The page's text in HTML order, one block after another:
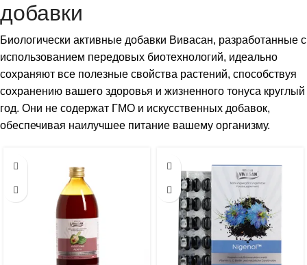
добавки
Биологически активные добавки Вивасан, разработанные с
использованием передовых биотехнологий, идеально
сохраняют все полезные свойства растений, способствуя
сохранению вашего здоровья и жизненного тонуса круглый
год. Они не содержат ГМО и искусственных добавок,
обеспечивая наилучшее питание вашему организму.